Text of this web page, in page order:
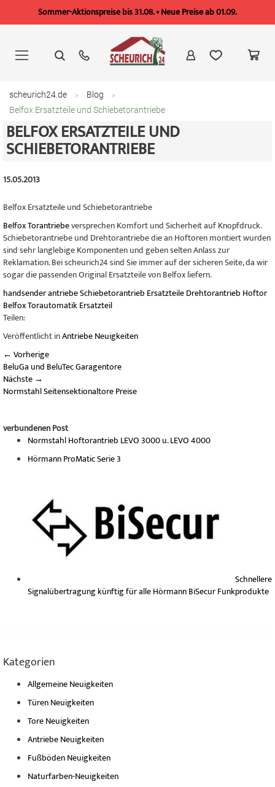
Sommer-Aktionspreise bis 31.08. • Neue Preise ab 01.09.
springen
scheurich24.de
Blog
Belfox Ersatzteile und Schiebetorantriebe
BELFOX ERSATZTEILE UND
SCHIEBETORANTRIEBE
15.05.2013
Belfox Ersatzteile und Schiebetorantriebe
Belfox Torantriebeversprechen Komfort und Sicherheit auf Knopfdruck.
Schiebetorantriebe und Drehtorantriebe die an Hoftoren montiert wurden
sind sehr langlebige Komponenten und geben selten Anlass zur
Reklamation. Bei scheurich24 sind Sie immer auf der sicheren Seite, da wir
sogar die passenden Original Ersatzteile von Belfox liefern.
handsenderantriebeSchiebetorantrieb ErsatzteileDrehtorantrieb Hoftor
BelfoxTorautomatikErsatzteil
Teilen:
Veröffentlicht inAntriebe Neuigkeiten
← Vorherige
BeluGa und BeluTec Garagentore
Nächste →
Normstahl Seitensektionaltore Preise
verbundenen Post
Normstahl Hoftorantrieb LEVO 3000 u. LEVO 4000
Hörmann ProMatic Serie 3
Schnellere
Signalübertragung künftig für alle Hörmann BiSecur Funkprodukte
Kategorien
Allgemeine Neuigkeiten
Türen Neuigkeiten
Tore Neuigkeiten
Antriebe Neuigkeiten
Fußböden Neuigkeiten
Naturfarben-Neuigkeiten